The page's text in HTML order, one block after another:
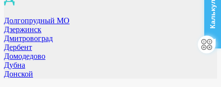
Долгопрудный МО
Дзержинск
Дмитровоград
Дербент
Домодедово
Дубна
Донской